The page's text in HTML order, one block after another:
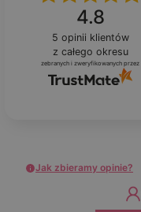
4.8
5 opinii klientów
z całego okresu
zebranych i zweryfikowanych przez
Jak zbieramy opinie?